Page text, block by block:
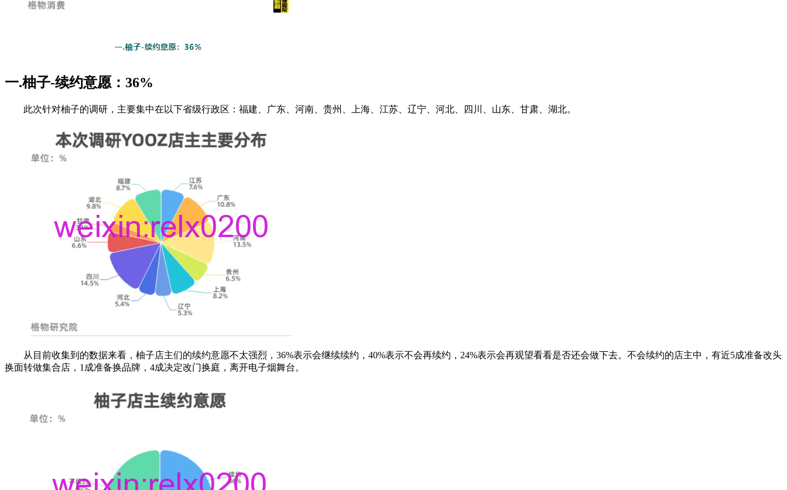
一.柚子-续约意愿：36%
此次针对柚子的调研，主要集中在以下省级行政区：福建、广东、河南、贵州、上海、江苏、辽宁、河北、四川、山东、甘肃、湖北。
从目前收集到的数据来看，柚子店主们的续约意愿不太强烈，36%表示会继续续约，40%表示不会再续约，24%表示会再观望看看是否还会做下去。不会续约的店主中，有近5成准备改头
换面转做集合店，1成准备换品牌，4成决定改门换庭，离开电子烟舞台。